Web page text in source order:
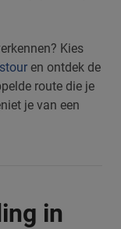
Kies
en ontdek de
route die je
je van een
in